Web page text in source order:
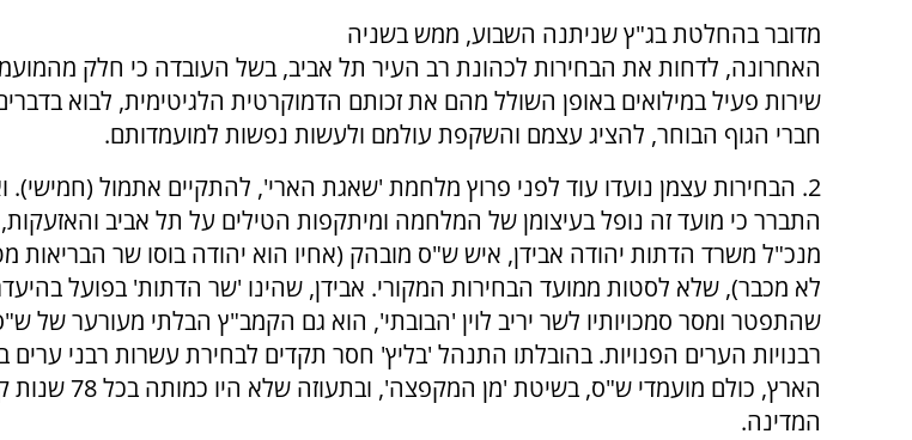
מדובר בהחלטת בג"ץ שניתנה השבוע, ממש בשניה
האחרונה, לדחות את הבחירות לכהונת רב העיר תל אביב, בשל העובדה כי חלק
חברי הגוף הבוחר, להציג עצמם והשקפת עולמם ולעשות נפשות למועמדותם.
2. הבחירות עצמן נועדו עוד לפני פרוץ מלחמת 'שאגת הארי', להתקיים אתמול (חמישי).
התברר כי מועד זה נופל בעיצומן של המלחמה ומיתקפות הטילים על תל אביב
מנכ"ל משרד הדתות יהודה אבידן, איש ש"ס מובהק (אחיו הוא יהודה בוסו שר
לא מכבר), שלא לסטות ממועד הבחירות המקורי. אבידן, שהינו 'שר הדתות' בפועל
שהתפטר ומסר סמכויותיו לשר יריב לוין 'הבובתי', הוא גם הקמב"ץ הבלתי מעורער של
רבנויות הערים הפנויות. בהובלתו התנהל 'בליץ' חסר תקדים לבחירת עשרות רבני ערים
הארץ, כולם מועמדי ש"ס, בשיטת 'מן
המדינה.